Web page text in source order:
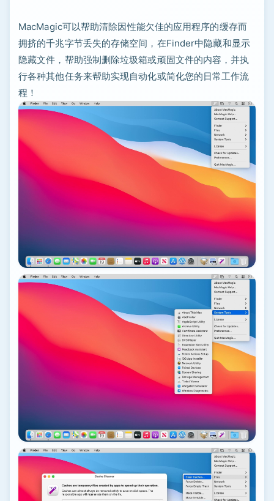
MacMagic可以帮助清除因性能欠佳的应用程序的缓存而
拥挤的千兆字节丢失的存储空间，在Finder中隐藏和显示
隐藏文件，帮助强制删除垃圾箱或顽固文件的内容，并执
行各种其他任务来帮助实现自动化或简化您的日常工作流
程！